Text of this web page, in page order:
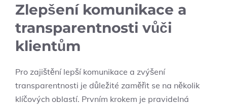
Zlepšení komunikace a
transparentnosti vůči
klientům
Pro zajištění lepší komunikace a zvýšení
transparentnosti je důležité zaměřit se na několik
klíčových oblastí. Prvním krokem je pravidelná